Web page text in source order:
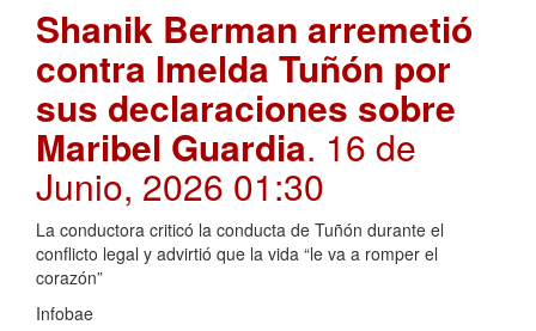
Shanik Berman arremetió
contra Imelda Tuñón por
sus declaraciones sobre
Maribel Guardia. 16 de
Junio, 2026 01:30
La conductora criticó la conducta de Tuñón durante el
conflicto legal y advirtió que la vida “le va a romper el
corazón”
Infobae